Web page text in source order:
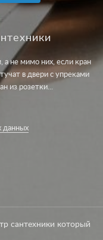
а не мимо них, если кран
в двери с упреками
из розетки...
данных
сантехники который